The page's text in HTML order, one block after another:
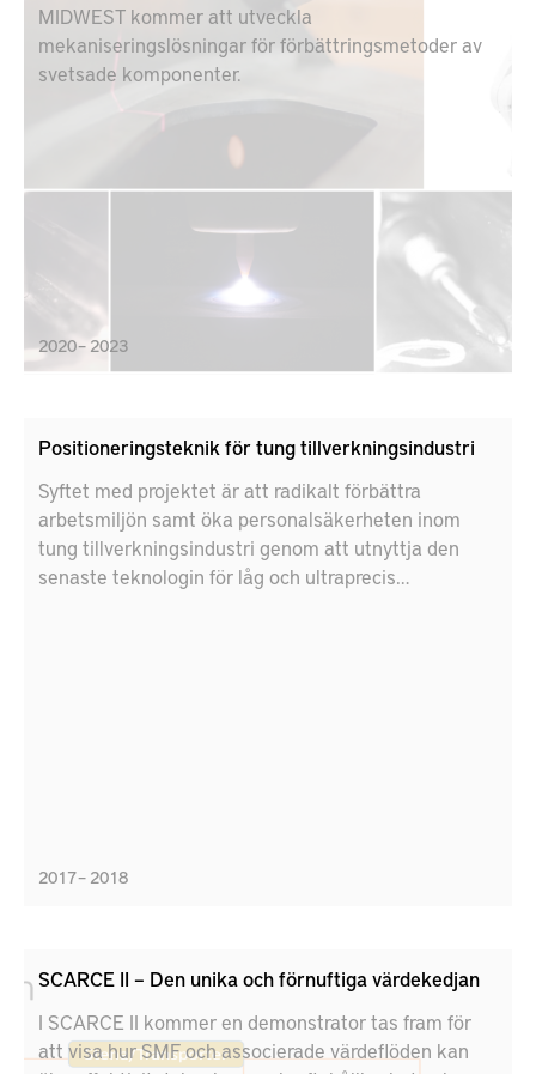
MIDWEST kommer att utveckla
mekaniseringslösningar för förbättringsmetoder av
svetsade komponenter.
2020 – 2023
Positioneringsteknik för tung tillverkningsindustri
Syftet med projektet är att radikalt förbättra
arbetsmiljön samt öka personalsäkerheten inom
tung tillverkningsindustri genom att utnyttja den
senaste teknologin för låg och ultraprecis
2017 – 2018
SCARCE II – Den unika och förnuftiga värdekedjan
I SCARCE II kommer en demonstrator tas fram för
att visa hur SMF och associerade värdeflöden kan